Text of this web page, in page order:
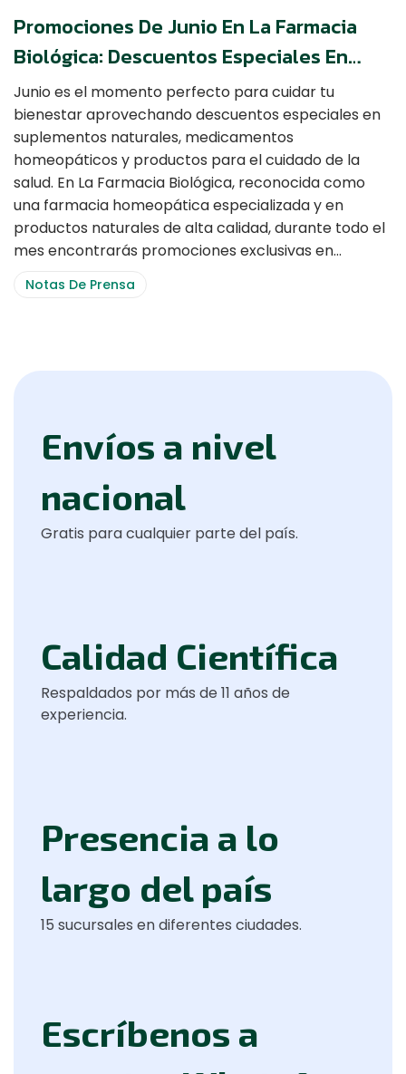
Promociones De Junio En La Farmacia
Biológica: Descuentos Especiales En
Heel, Boiron, Nutrabiotics Y Más
Junio es el momento perfecto para cuidar tu
bienestar aprovechando descuentos especiales en
suplementos naturales, medicamentos
homeopáticos y productos para el cuidado de la
salud. En La Farmacia Biológica, reconocida como
una farmacia homeopática especializada y en
productos naturales de alta calidad, durante todo el
mes encontrarás promociones exclusivas en…
Notas De Prensa
Envíos a nivel
nacional
Gratis para cualquier parte del país.
Calidad Científica
Respaldados por más de 11 años de
experiencia.
Presencia a lo
largo del país
15 sucursales en diferentes ciudades.
Escríbenos a